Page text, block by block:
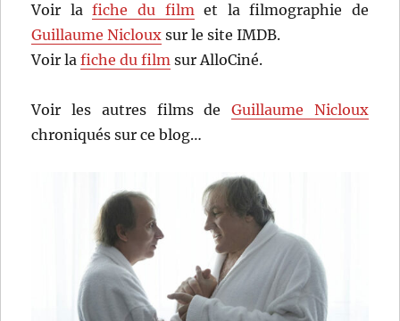
Voir lafiche du filmet la filmographie de
Guillaume Nicloux sur le site IMDB.
Voir lafiche du film sur AlloCiné.
Voir les autres films de Guillaume Nicloux
chroniqués sur ce blog…